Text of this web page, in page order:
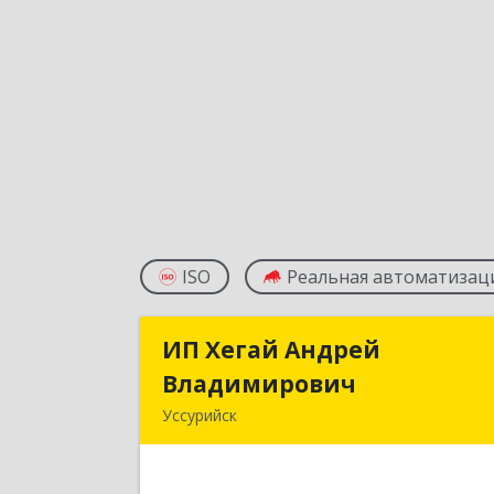
ISO Реальная
ИП Хегай Андрей
Владимирович
Уссурийск
ИП Хегай Андрей
Владимирович